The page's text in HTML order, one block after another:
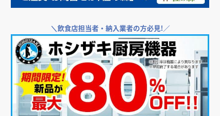
＼飲食店担当者・納入業者の方必見!／